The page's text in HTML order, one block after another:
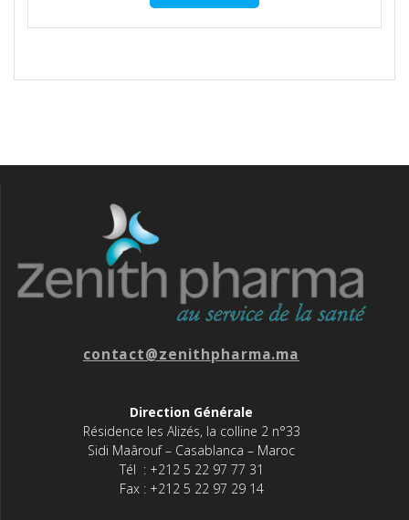
contact@zenithpharma.ma
Direction Générale
Résidence les Alizés, la colline 2 n°33
Sidi Maârouf – Casablanca – Maroc
Tél : +212 5 22 97 77 31
Fax : +212 5 22 97 29 14